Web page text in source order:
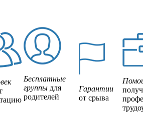
Бесплатные
группы для
родителей
Гарантии
от срыва